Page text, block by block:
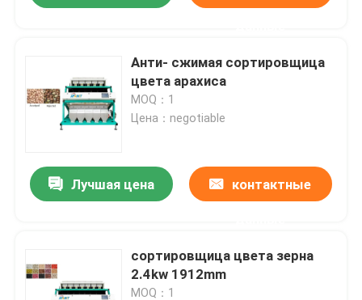
Анти- сжимая сортировщица
цвета арахиса
MOQ：1
Цена：negotiable
Лучшая цена контактные
сортировщица цвета зерна
2.4kw 1912mm
MOQ：1